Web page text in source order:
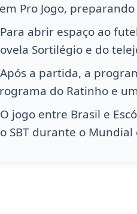
Pro Jogo,
abrir espaço ao
Sortilégio e do
a partida, a
do Ratinho e
jogo entre Brasil e
SBT durante o